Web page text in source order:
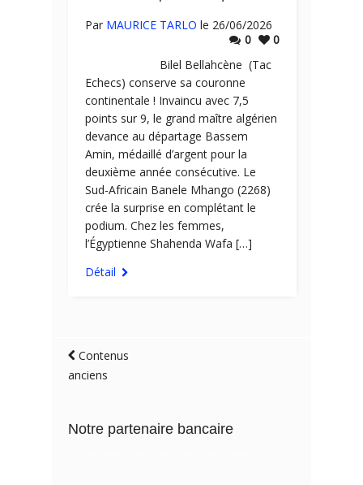
Par MAURICE TARLO le 26/06/2026
0
0
Bilel Bellahcène (Tac
Echecs) conserve sa couronne
continentale ! Invaincu avec 7,5
points sur 9, le grand maître algérien
devance au départage Bassem
Amin, médaillé d’argent pour la
deuxième année consécutive. Le
Sud-Africain Banele Mhango (2268)
crée la surprise en complétant le
podium. Chez les femmes,
l’Égyptienne Shahenda Wafa […]
Détail
Contenus
anciens
Notre partenaire bancaire